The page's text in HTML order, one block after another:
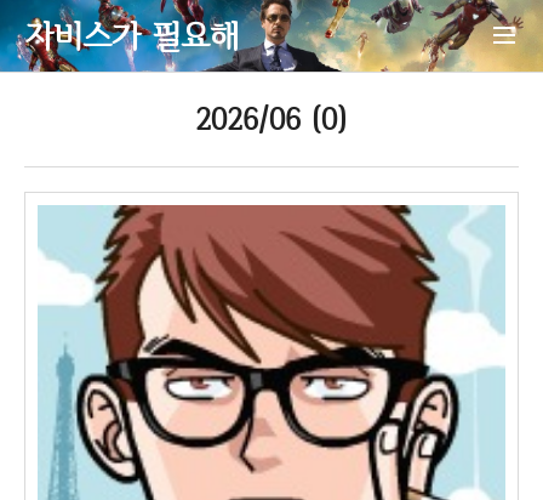
자비스가 필요해
2026/06 (0)